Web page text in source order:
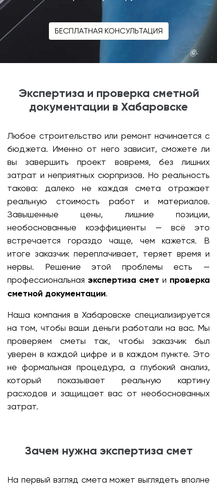
БЕСПЛАТНАЯ КОНСУЛЬТАЦИЯ
Экспертиза и проверка сметной
документации в Хабаровске
Любое строительство или ремонт начинается с
бюджета. Именно от него зависит, сможете ли
вы завершить проект вовремя, без лишних
затрат и неприятных сюрпризов. Но реальность
такова: далеко не каждая смета отражает
реальную стоимость работ и материалов.
Завышенные цены, лишние позиции,
необоснованные коэффициенты — всё это
встречается гораздо чаще, чем кажется. В
итоге заказчик переплачивает, теряет время и
нервы. Решение этой проблемы есть —
профессиональная экспертиза смет и проверка
сметной документации.
Наша компания в Хабаровске специализируется
на том, чтобы ваши деньги работали на вас. Мы
проверяем сметы так, чтобы заказчик был
уверен в каждой цифре и в каждом пункте. Это
не формальная процедура, а глубокий анализ,
который показывает реальную картину
расходов и защищает вас от необоснованных
затрат.
Зачем нужна экспертиза смет
На первый взгляд смета может выглядеть вполне